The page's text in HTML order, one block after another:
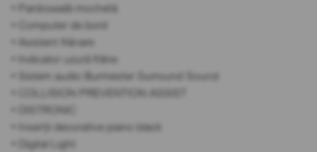
• Pardoseală mochetă
• Computer de bord
• Asistent frânare
• Indicator uzură frâne
• Sistem audio Burmester Surround Sound
• COLLISION PREVENTION ASSIST
• DISTRONIC
• Inserții decorative piano black
• Digital Light